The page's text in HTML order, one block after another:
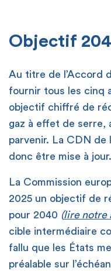
Objectif
Au titre de l’Accord
fournir tous les cinq
objectif chiffré de
gaz à effet de serre,
parvenir. La CDN de
donc être mise à jour.
La Commission
2025 un objectif de
pour 2040 (lire notre
cible intermédiaire
fallu que les États
préalable sur